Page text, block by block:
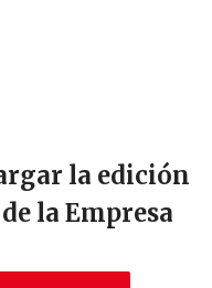
la edición
la Empresa